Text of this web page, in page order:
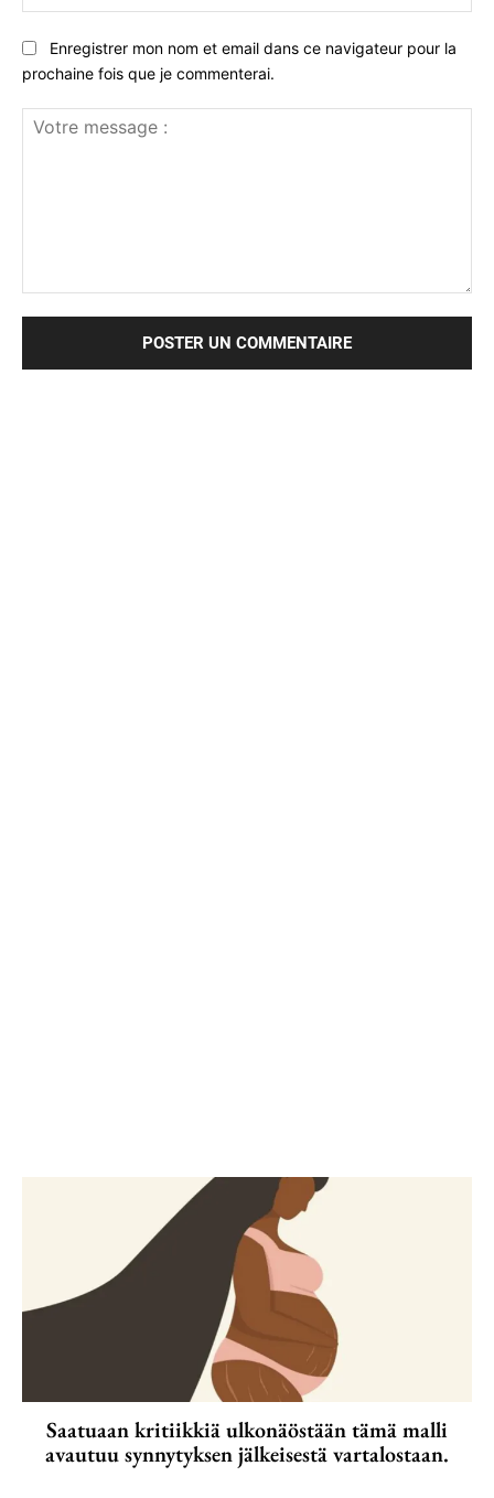
:*
Enregistrer mon nom et email dans ce navigateur pour la
prochaine fois que je commenterai.
Saatuaan kritiikkiä ulkonäöstään tämä malli
avautuu synnytyksen jälkeisestä vartalostaan.